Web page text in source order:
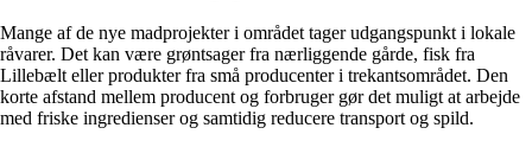
Mange af de nye madprojekter i området tager udgangspunkt i lokale
råvarer. Det kan være grøntsager fra nærliggende gårde, fisk fra
Lillebælt eller produkter fra små producenter i trekantsområdet. Den
korte afstand mellem producent og forbruger gør det muligt at arbejde
med friske ingredienser og samtidig reducere transport og spild.